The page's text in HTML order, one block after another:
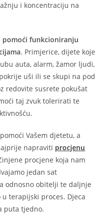
i koncentraciju na
pomoći funkcioniranju
. Primjerice, dijete koje
auta, alarm, žamor ljudi,
uši ili se skupi na pod
redovite susrete pokušat
taj zvuk tolerirati te
Vašem djetetu, a
napraviti procjenu
procjene koja nam
jedan sat
odnosno obitelji te daljnje
terapijski proces. Djeca
puta tjedno.